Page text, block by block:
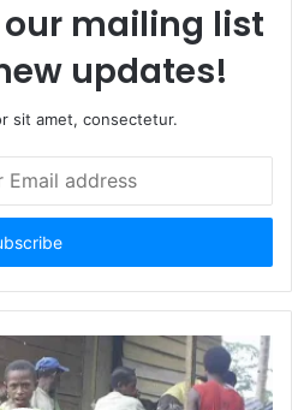
mailing list
updates!
sit amet, consectetur.